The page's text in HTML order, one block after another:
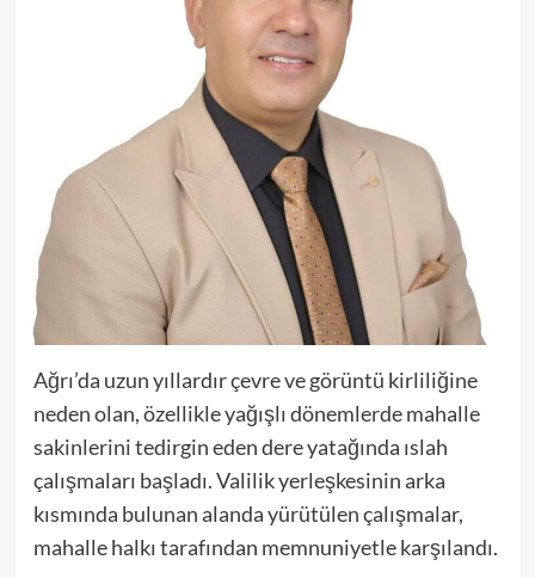
Ağrı’da uzun yıllardır çevre ve görüntü kirliliğine
neden olan, özellikle yağışlı dönemlerde mahalle
sakinlerini tedirgin eden dere yatağında ıslah
çalışmaları başladı. Valilik yerleşkesinin arka
kısmında bulunan alanda yürütülen çalışmalar,
mahalle halkı tarafından memnuniyetle karşılandı.